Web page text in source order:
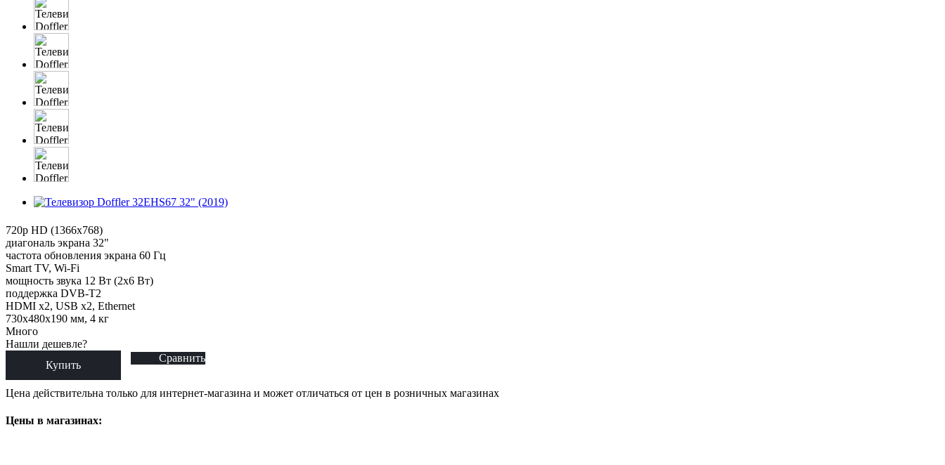
720p HD (1366x768)
диагональ экрана 32"
частота обновления экрана 60 Гц
Smart TV, Wi-Fi
мощность звука 12 Вт (2х6 Вт)
поддержка DVB-T2
HDMI x2, USB x2, Ethernet
730x480x190 мм, 4 кг
Много
Нашли дешевле?
Купить
Сравнить
Цена действительна только для интернет-магазина и может отличаться от цен в розничных магазинах
Цены в магазинах: